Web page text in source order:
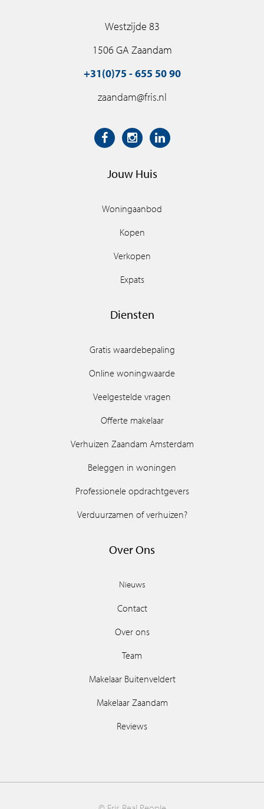
Westzijde 83
1506 GA Zaandam
+31(0)75 - 655 50 90
zaandam@fris.nl
Jouw Huis
Woningaanbod
Kopen
Verkopen
Expats
Diensten
Gratis waardebepaling
Online woningwaarde
Veelgestelde vragen
Offerte makelaar
Verhuizen Zaandam Amsterdam
Beleggen in woningen
Professionele opdrachtgevers
Verduurzamen of verhuizen?
Over Ons
Nieuws
Contact
Over ons
Team
Makelaar Buitenveldert
Makelaar Zaandam
Reviews